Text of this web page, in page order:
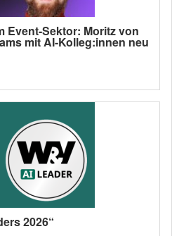
Event-Sektor: Moritz von
mit AI-Kolleg:innen neu
2026“